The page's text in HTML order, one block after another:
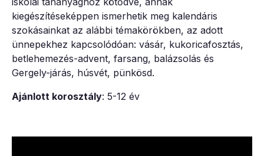
kiegészítéseképpen ismerhetik meg kalendáris
szokásainkat az alábbi témakörökben, az adott
ünnepekhez kapcsolódóan: vásár, kukoricafosztás,
betlehemezés-advent, farsang, balázsolás és
Gergely-járás, húsvét, pünkösd.
Ajánlott korosztály: 5-12 év